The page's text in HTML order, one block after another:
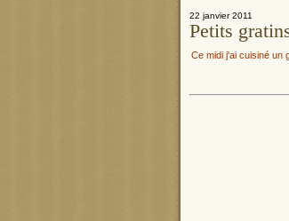
22 janvier 2011
Petits
Ce midi j'ai cuisiné un